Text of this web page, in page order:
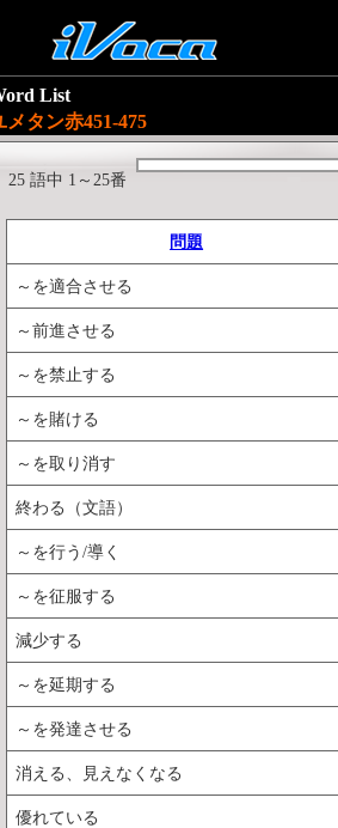
List
メタン赤451-475
25 語中 1～25番
問題
～を適合させる
～前進させる
～を禁止する
～を賭ける
～を取り消す
終わる（文語）
～を行う/導く
～を征服する
減少する
～を延期する
～を発達させる
消える、見えなくなる
優れている